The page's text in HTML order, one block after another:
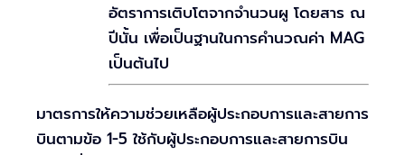
อัตราการเติบโตจากจำนวนผู โดยสาร ณ
ปีนั้น เพื่อเป็นฐานในการคำนวณค่า MAG
เป็นต้นไป
มาตรการให้ความช่วยเหลือผู้ประกอบการและสายการ
บินตามข้อ 1-5 ใช้กับผู้ประกอบการและสายการบิน